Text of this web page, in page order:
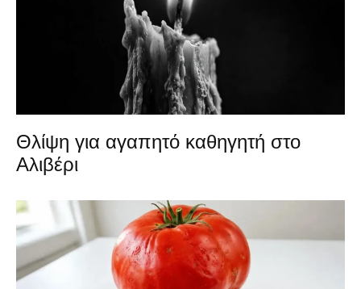
Θλίψη για αγαπητό καθηγητή στο
Αλιβέρι